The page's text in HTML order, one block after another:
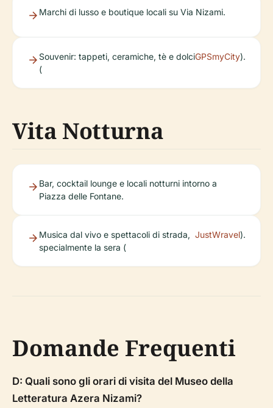
Marchi di lusso e boutique locali su Via Nizami.
Souvenir: tappeti, ceramiche, tè e dolci
(
GPSmyCity).
Vita Notturna
Bar, cocktail lounge e locali notturni intorno a
Piazza delle Fontane.
Musica dal vivo e spettacoli di strada,
specialmente la sera (
JustWravel).
Domande Frequenti
D: Quali sono gli orari di visita del Museo della
Letteratura Azera Nizami?